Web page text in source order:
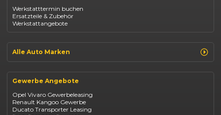
Fiat 500
Dacia Duster
Dacia Sandero
Jeep Compass
Suzuki Vitara
Suzuki Swift
Mazda CX-30
Werkstatttermin buchen
Ersatzteile & Zubehör
Werkstattangebote
Alle Auto Marken
Opel
Fiat
Jeep
Suzuki
BYD
Gewerbe Angebote
Opel Vivaro Gewerbeleasing
Renault Kangoo Gewerbe
Ducato Transporter Leasing